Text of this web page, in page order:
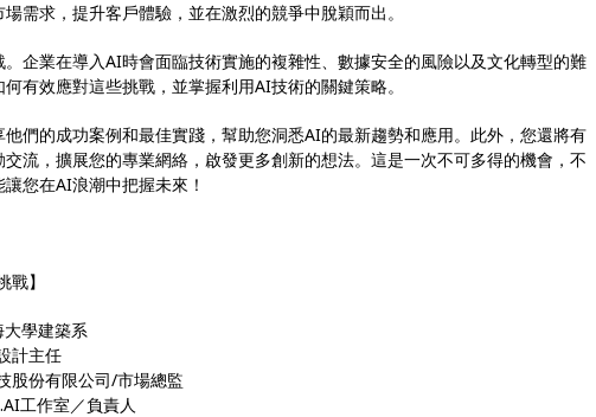
需求，提升客戶體驗，並在激烈的競爭中脫穎而出。
企業在導入AI時會面臨技術實施的複雜性、數據安全的風險以及文化轉型的難
有效應對這些挑戰，並掌握利用AI技術的關鍵策略。
們的成功案例和最佳實踐，幫助您洞悉AI的最新趨勢和應用。此外，您還將有
流，擴展您的專業網絡，啟發更多創新的想法。這是一次不可多得的機會，不
您在AI浪潮中把握未來！
戰】
大學建築系
計主任
股份有限公司/市場總監
工作室／負責人